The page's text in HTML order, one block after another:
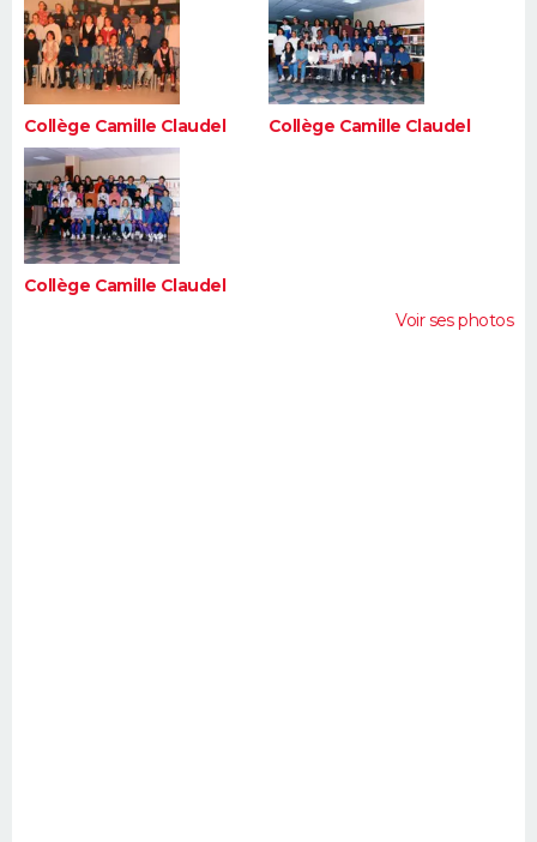
Collège Camille Claudel Collège Camille Claudel
Collège Camille Claudel
Voir ses photos